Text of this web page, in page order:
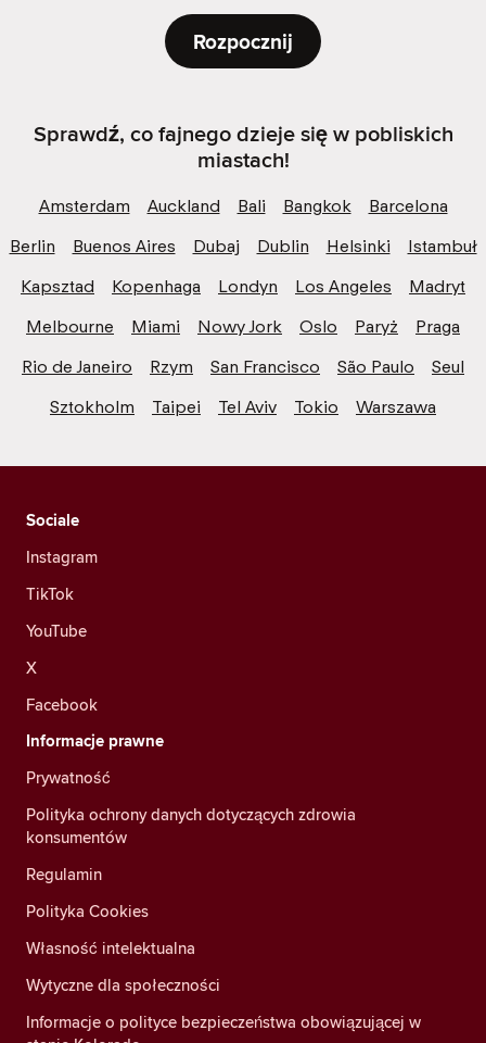
Rozpocznij
Sprawdź, co fajnego dzieje się w pobliskich
miastach!
Amsterdam Auckland Bali Bangkok
Barcelona
Berlin
Buenos Aires Dubaj Dublin Helsinki
Istambuł
Kapsztad
Kopenhaga Londyn Los Angeles
Madryt
Melbourne
Miami Nowy Jork Oslo Paryż
Praga
Rio de Janeiro
Rzym San Francisco São Paulo
Seul
Sztokholm
Taipei Tel Aviv Tokio Warszawa
Sociale
Instagram
TikTok
YouTube
X
Facebook
Informacje prawne
Prywatność
Polityka ochrony danych dotyczących zdrowia
konsumentów
Regulamin
Polityka Cookies
Własność intelektualna
Wytyczne dla społeczności
Informacje o polityce bezpieczeństwa obowiązującej w